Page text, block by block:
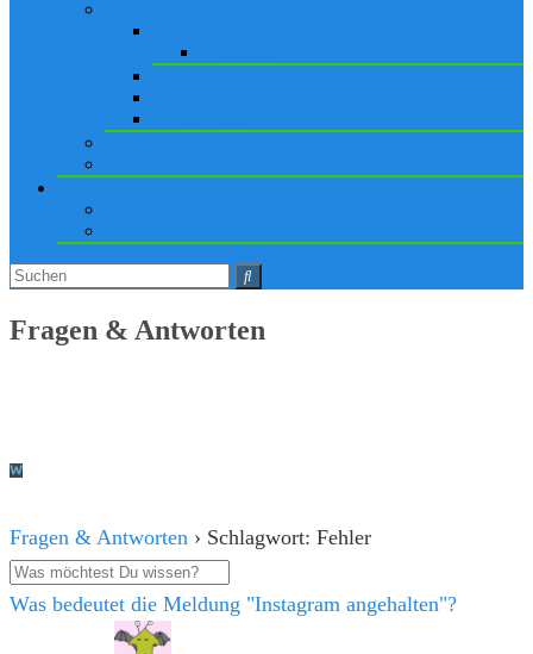
Fragen & Antworten
Fragen & Antworten › Schlagwort: Fehler
Was bedeutet die Meldung "Instagram angehalten"?